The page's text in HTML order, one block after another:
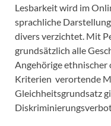
Lesbarkeit wird im
sprachliche
divers verzichtet. Mit
grundsätzlich alle
Angehörige ethnischer
Kriterien verortende
Gleichheitsgrundsatz